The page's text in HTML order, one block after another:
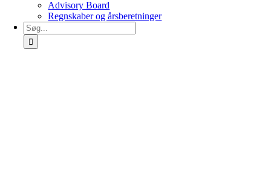
Advisory Board
Regnskaber og årsberetninger
Søg
efter: